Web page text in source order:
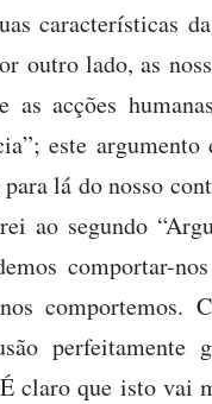
características
outro lado, as
as acções
este
lá do nosso
ao segundo
comportar-
comportemos.
claro que isto vai